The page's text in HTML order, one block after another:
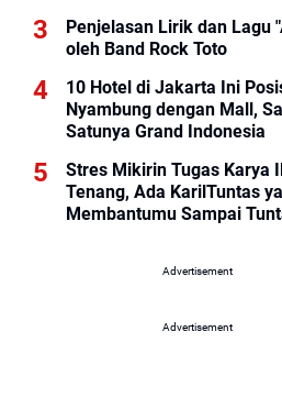
Penjelasan Lirik dan Lagu
oleh Band Rock Toto
10 Hotel di Jakarta Ini
Nyambung dengan Mall,
Satunya Grand Indonesia
Stres Mikirin Tugas Karya
Tenang, Ada KarilTuntas
Membantumu Sampai
Advertisement
Advertisement